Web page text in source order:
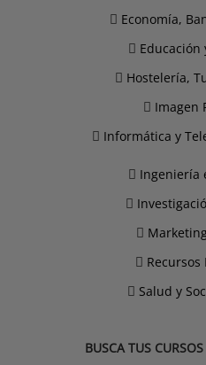
Economía,
Educación
Hostelería,
Imagen
Informática y
Ingeniería
Recursos
Salud y
BUSCA TUS